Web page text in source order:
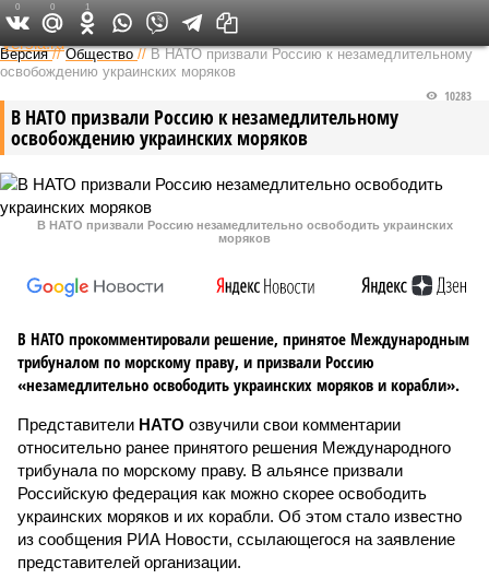
Федеральный выпуск
Версия //Общество //В НАТО призвали Россию к незамедлительному
освобождению украинских моряков
В НАТО призвали Россию к незамедлительному
освобождению украинских моряков
10283
В НАТО призвали Россию незамедлительно освободить украинских
моряков
В НАТО прокомментировали решение, принятое Международным
трибуналом по морскому праву, и призвали Россию
«незамедлительно освободить украинских моряков и корабли».
Представители НАТО озвучили свои комментарии
относительно ранее принятого решения Международного
трибунала по морскому праву. В альянсе призвали
Российскую федерация как можно скорее освободить
украинских моряков и их корабли. Об этом стало известно
из сообщения РИА Новости, ссылающегося на заявление
представителей организации.
0 0 1